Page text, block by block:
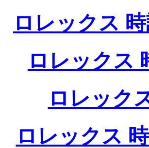
ロレックス
ロレックス
ロレック
ロレックス